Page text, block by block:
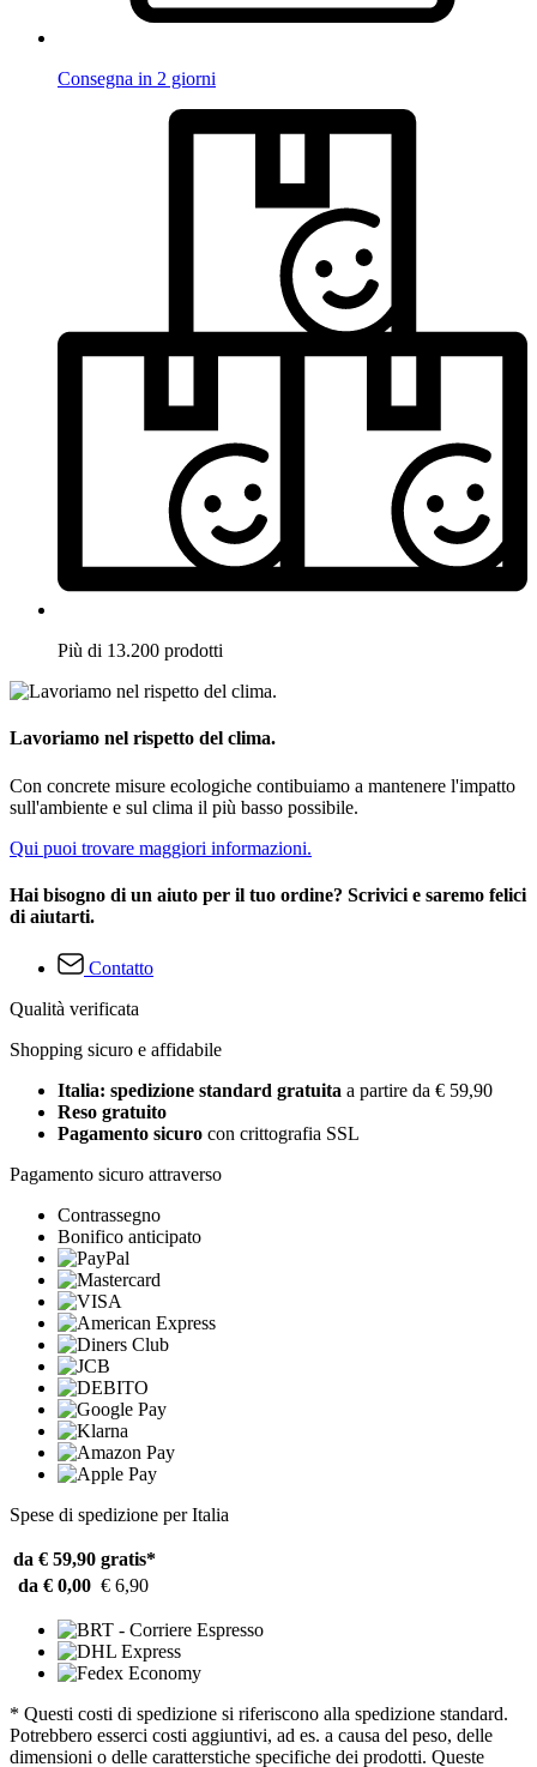
Consegna in 2 giorni
Più di 13.200 prodotti
Lavoriamo nel rispetto del clima.
Con concrete misure ecologiche contibuiamo a mantenere l'impatto
sull'ambiente e sul clima il più basso possibile.
Qui puoi trovare maggiori informazioni.
Hai bisogno di un aiuto per il tuo ordine? Scrivici e saremo felici
di aiutarti.
Contatto
Qualità verificata
Shopping sicuro e affidabile
Italia: spedizione standard gratuita a partire da € 59,90
Reso gratuito
Pagamento sicuro con crittografia SSL
Pagamento sicuro attraverso
Contrassegno
Bonifico anticipato
Spese di spedizione per Italia
da € 59,90 gratis*
da € 0,00 € 6,90
* Questi costi di spedizione si riferiscono alla spedizione standard.
Potrebbero esserci costi aggiuntivi, ad es. a causa del peso, delle
dimensioni o delle caratterstiche specifiche dei prodotti. Queste